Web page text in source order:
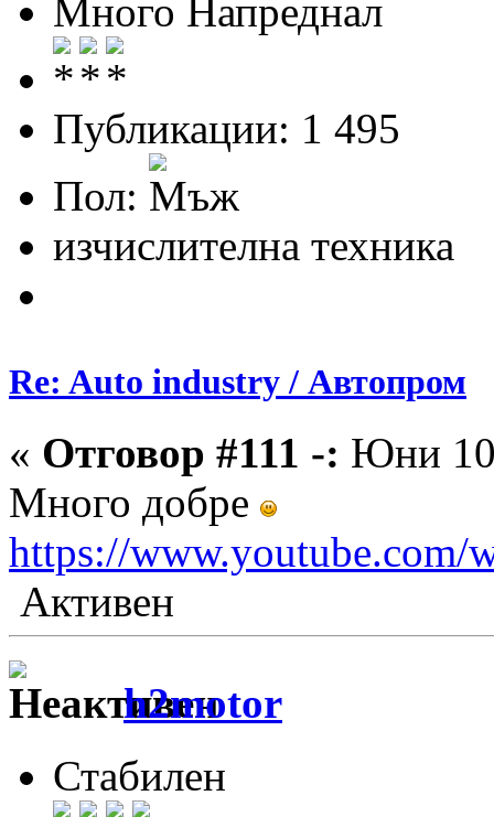
Много Напреднал
Публикации: 1 495
Пол:
изчислителна техника
Re: Auto industry / Автопром
« Отговор #111 -: Юни
Много добре
https://www.youtube.com/
Активен
h2motor
Стабилен